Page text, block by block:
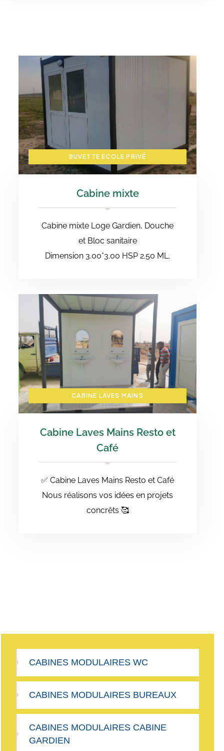
BUVETTE ECOLE PRIVÉ
Cabine mixte
Cabine mixte Loge Gardien, Douche
et Bloc sanitaire
Dimension 3.00*3.00 HSP 2.50 ML.
CABINE LAVES MAINS
Cabine Laves Mains Resto et
Café
✅ Cabine Laves Mains Resto et Café
Nous réalisons vos idées en projets
concrêts 🥰
CABINES MODULAIRES WC
CABINES MODULAIRES BUREAUX
CABINES MODULAIRES CABINE
GARDIEN